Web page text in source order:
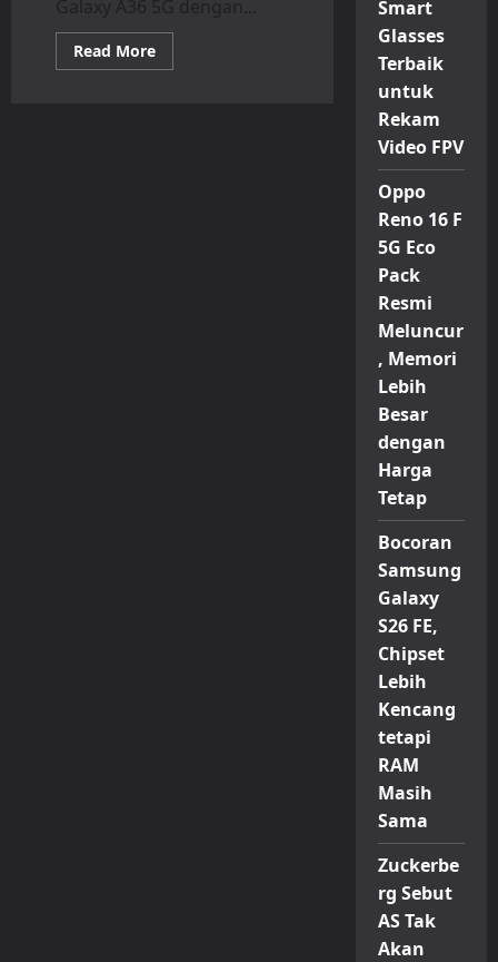
Galaxy A36 5G dengan...
Read MoreRead
more
Smart
Glasses
Terbaik
untuk
Rekam
Video FPV
Oppo
Reno 16 F
5G Eco
Pack
Resmi
Meluncur
, Memori
Lebih
Besar
dengan
Harga
Tetap
Bocoran
Samsung
Galaxy
S26 FE,
Chipset
Lebih
Kencang
tetapi
RAM
Masih
Sama
Zuckerbe
rg Sebut
AS Tak
Akan